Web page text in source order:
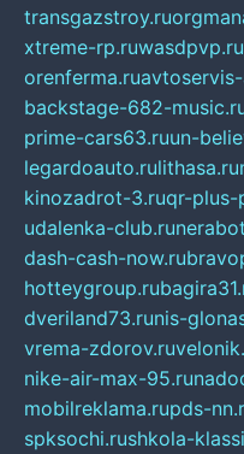
transgazstroy.ru
xtreme-rp.ruwasdpvp.ru
orenferma.ru
backstage-682-
prime-cars63.ruun-
legardoauto.rulithasa.ru
kinozadrot-3.ruqr-plus-
udalenka-club.ru
dash-cash-now.ru
hotteygroup.ru
dveriland73.runis-
vrema-zdorov.ru
nike-air-max-95.ru
mobilreklama.rupds-
spksochi.rushkola-